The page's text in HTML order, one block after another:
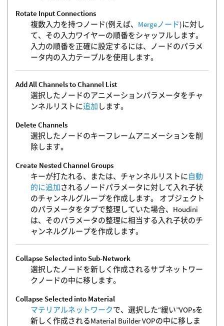
Rotate Input Connections
複数入力を持つノード(例えば、 Mergeノード)に対し
て、その入力ワイヤーの順番をシャッフルします。
入力の順番を正確に設定するには、ノードのパラメ
ータ内の入力テーブルを使用します。
Add All Channels to Channel List
選択したノードのアニメーションパラメータをチャ
ンネルリストに追加 します。
Delete Channels
選択したノードのキーフレームアニメーションを削
除します。
Create Nested Channel Groups
キーが打たれる、または、チャンネルリストに自動
的に追加されるノードパラメータに対して入れ子状
のチャンネルグループを作成します。 オブジェクト
のパラメータをタブで整理していた場合、Houdini
は、そのパラメータの整理に相当する入れ子状のチ
ャンネルグループを作成します。
Collapse Selected into Sub-Network
選択したノードを新しく作成されるサブネットワー
クノードの中に移します。
Collapse Selected into Material
マテリアルネットワークで、選択した“緩い”VOPsを
新しく作成されるMaterial Builder VOPの中に移しま